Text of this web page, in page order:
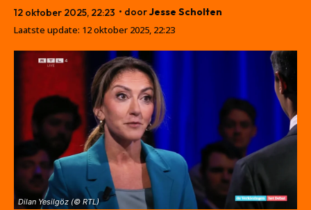
12 oktober 2025, 22:23 • doorJesse Scholten
Laatste update: 12 oktober 2025, 22:23
Dilan Yesilgöz (© RTL)